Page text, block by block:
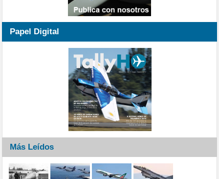
Papel Digital
Más Leídos